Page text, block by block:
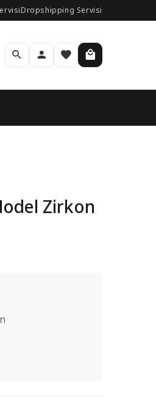
Dropshipping Servisi
Zirkon